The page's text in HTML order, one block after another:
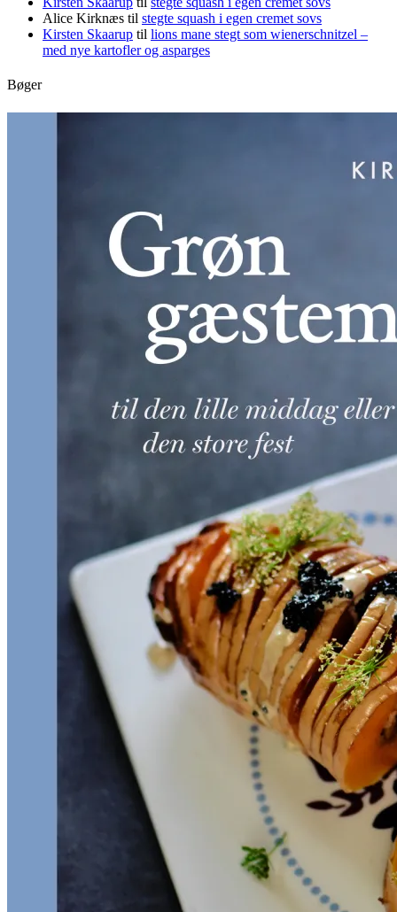
Alice Kirknæs til stegte squash i egen cremet sovs
Kirsten Skaarup til lions mane stegt som wienerschnitzel –
med nye kartofler og asparges
Bøger